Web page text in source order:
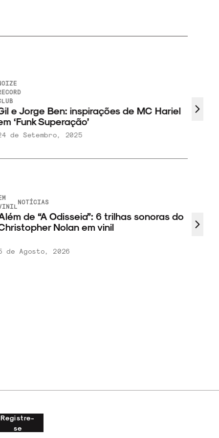
e Jorge Ben: inspirações de MC Hariel
‘Funk Superação’
de Setembro, 2025
Em
NOTÍCIAS
de “A Odisseia”: 6 trilhas sonoras do
Nolan em vinil
de Agosto, 2026
Registre-
se